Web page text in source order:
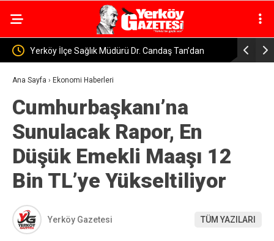
Sütü, Bir
Yerköy’de ve Sorgun’da Alkollü Araç Kullanan İki
Sürücüye 400 Bin Lira Ceza
Ana Sayfa › Ekonomi Haberleri
Cumhurbaşkanı’na
Sunulacak Rapor, En
Düşük Emekli Maaşı 12
Bin TL’ye Yükseltiliyor
Yerköy Gazetesi TÜM YAZILARI